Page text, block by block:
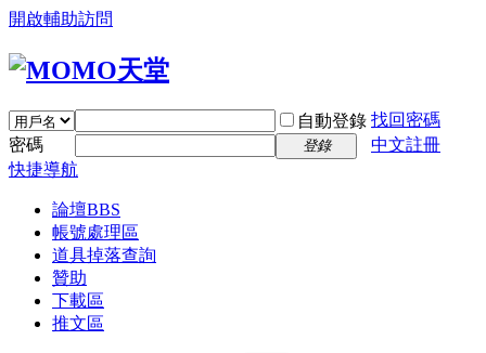
開啟輔助訪問
自動登錄 找回密碼
密碼
登錄
中文註冊
快捷導航
論壇BBS
帳號處理區
道具掉落查詢
贊助
下載區
推文區